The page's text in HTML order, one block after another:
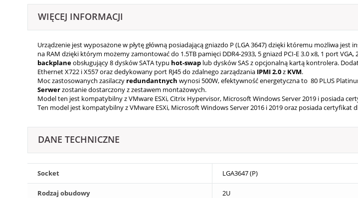
WIĘCEJ INFORMACJI
Urządzenie jest wyposażone w płytę główną posiadającą gniazdo P (LGA 3647) dzięki któremu możliwa
na RAM dzięki którym możemy zamontować do 1.5TB pamięci DDR4-2933, 5 gniazd PCI-E 3.0 x8, 1 port
backplaneobsługujący 8 dysków SATA typu hot-swap lub dysków SAS z opcjonalną kartą kontrolera.
Ethernet X722 i X557 oraz dedykowany port RJ45 do zdalnego zarządzania IPMI 2.0z KVM.
Moc zastosowanych zasilaczy redundantnych wynosi 500W, efektywność energetyczna to 80 PLUS
Serwerzostanie dostarczony z zestawem montażowych.
Model ten jest kompatybilny z VMware ESXi, Citrix Hypervisor, Microsoft Windows Server 2019 i posiada
Ten model jest kompatybilny z VMware ESXi, Microsoft Windows Server 2016 i 2019 oraz posiada certyfikat
DANE TECHNICZNE
Socket LGA3647 (P)
Rodzaj obudowy 2U